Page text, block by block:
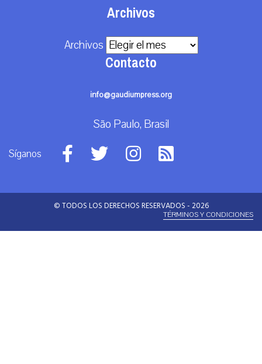
Archivos
Archivos
Contacto
info@gaudiumpress.org
São Paulo, Brasil
Síganos
© TODOS LOS DERECHOS RESERVADOS - 2026
TÉRMINOS Y CONDICIONES